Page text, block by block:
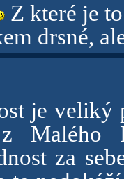
Z které je
drsné,
je veliký
Malého
za